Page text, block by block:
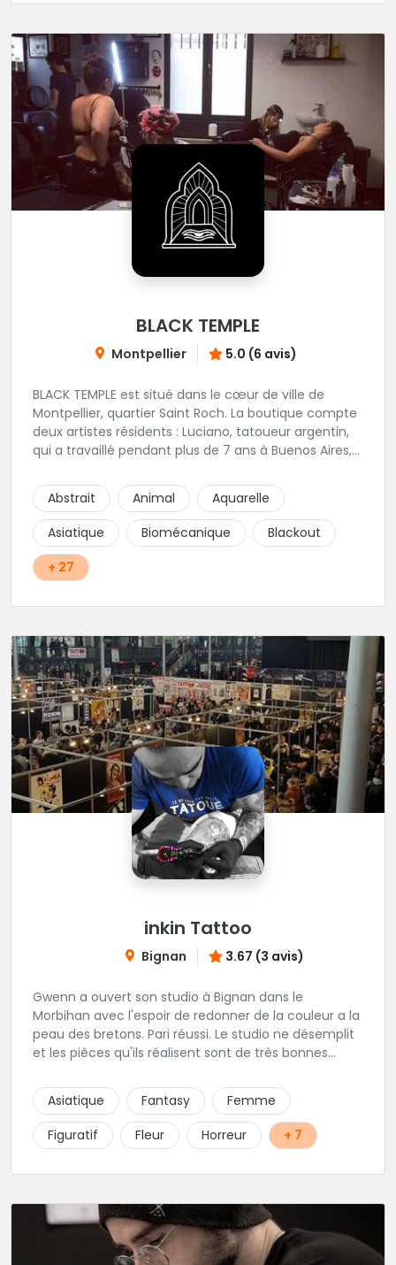
BLACK TEMPLE
Montpellier 5.0 (6 avis)
BLACK TEMPLE est situé dans le cœur de ville de
Montpellier, quartier Saint Roch. La boutique compte
deux artistes résidents : Luciano, tatoueur argentin,
qui a travaillé pendant plus de 7 ans à Buenos Aires,
qui a travaillé dans plusieurs boutiques de la ville
avant de rejoindre notre équipe. La boutique
accueille plusieurs artistes tatoueurs en tant que
guests tout au long de l'année afin de proposer
d'autres styles.
Abstrait Animal
Aquarelle
Asiatique
Biomécanique
Blackout
+ 27
inkin Tattoo
Bignan 3.67 (3 avis)
Gwenn a ouvert son studio à Bignan dans le
Morbihan avec l'espoir de redonner de la couleur a la
peau des bretons. Pari réussi. Le studio ne désemplit
et les pièces qu'ils réalisent sont de très bonnes
tout type de projet, son style est éclectique et vous
serez bien réussi par le tatoueur en personne.
Asiatique Fantasy
Femme
Figuratif
Fleur Horreur + 7